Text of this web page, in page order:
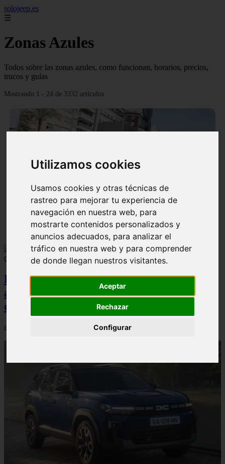
Utilizamos cookies
Usamos cookies y otras técnicas de
rastreo para mejorar tu experiencia de
navegación en nuestra web, para
mostrarte contenidos personalizados y
anuncios adecuados, para analizar el
tráfico en nuestra web y para comprender
de donde llegan nuestros visitantes.
Aceptar
Rechazar
Configurar
solojeep.es
☰
Zonas Azules
Todos sobre las zonas azules, como funcionan, horarios, precios,
trucos y guías
Mostrando 1 - 24 de 3332 artículos
▷ Zona Azul Córdoba 《 Horarios y Tarifas 2024 》
El Dacia Sandero presenta un índice de
accidentabilidad por debajo de la media
en España, según Carfax
04/08/2026